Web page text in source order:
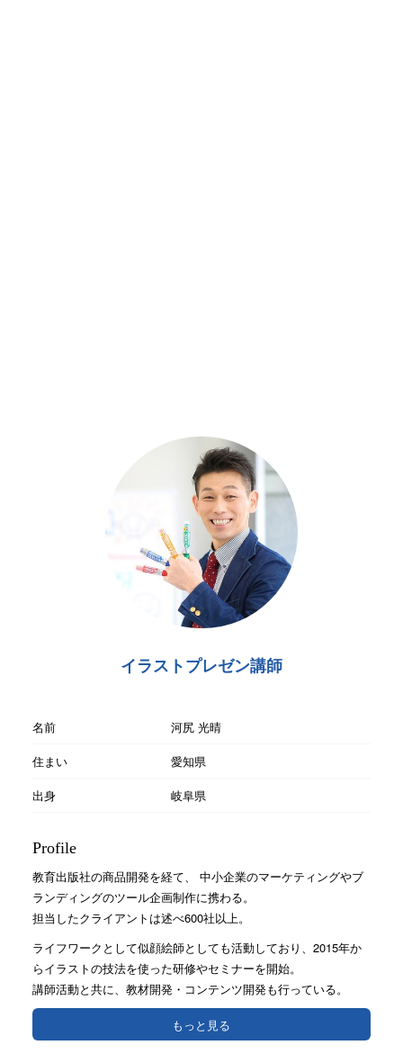
イラストプレゼン講師
名前
河尻 光晴
住まい
愛知県
出身
岐阜県
Profile
教育出版社の商品開発を経て、 中小企業のマーケティングやブ
ランディングのツール企画制作に携わる。
担当したクライアントは述べ600社以上。
ライフワークとして似顔絵師としても活動しており、2015年か
らイラストの技法を使った研修やセミナーを開始。
講師活動と共に、教材開発・コンテンツ開発も行っている。
もっと見る